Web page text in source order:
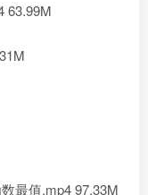
值.mp4 97.33M